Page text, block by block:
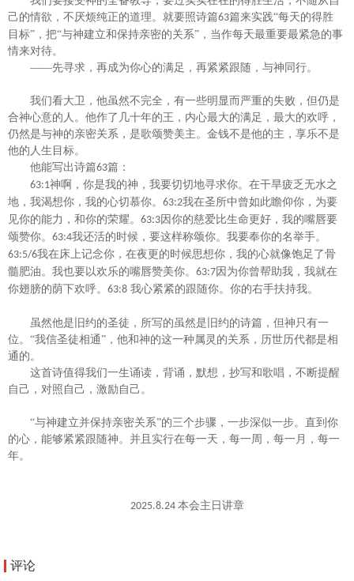
己的情欲，不厌烦纯正的道理。就要照诗篇63篇来实践“每天的得胜
目标”，把“与神建立和保持亲密的关系”，当作每天最重要最紧急的事
情来对待。
——先寻求，再成为你心的满足，再紧紧跟随，与神同行。
我们看大卫，他虽然不完全，有一些明显而严重的失败，但仍是
合神心意的人。他作了几十年的王，内心最大的满足，最大的欢呼，
仍然是与神的亲密关系，是歌颂赞美主。金钱不是他的主，享乐不是
他的人生目标。
他能写出诗篇63篇：
63:1神啊 ，你是我的神，我要切切地寻求你。在干旱疲乏无水之
地，我渴想你，我的心切慕你。 63:2我在圣所中曾如此瞻仰你，为要
见你的能力，和你的荣耀。 63:3因你的慈爱比生命更好，我的嘴唇要
颂赞你。 63:4我还活的时候，要这样称颂你。我要奉你的名举手。
63:5/6我在床上记念你，在夜更的时候思想你，我的心就像饱足了骨
髓肥油。我也要以欢乐的嘴唇赞美你。 63:7因为你曾帮助我，我就在
你翅膀的荫下欢呼。 63:8 我心紧紧的跟随你。你的右手扶持我。
虽然他是旧约的圣徒，所写的虽然是旧约的诗篇，但神只有一
位。 “我信圣徒相通”，他和神的这一种属灵的关系，历世历代都是相
通的。
这首诗值得我们一生诵读，背诵，默想，抄写和歌唱，不断提醒
自己，对照自己，激励自己。
“与神建立并保持亲密关系”的三个步骤，一步深似一步。直到你
的心，能够紧紧跟随神。并且实行在每一天，每一周，每一月，每一
年。
2025.8.24 本会主日讲章